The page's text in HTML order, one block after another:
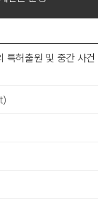
특허출원 및 중간 사건